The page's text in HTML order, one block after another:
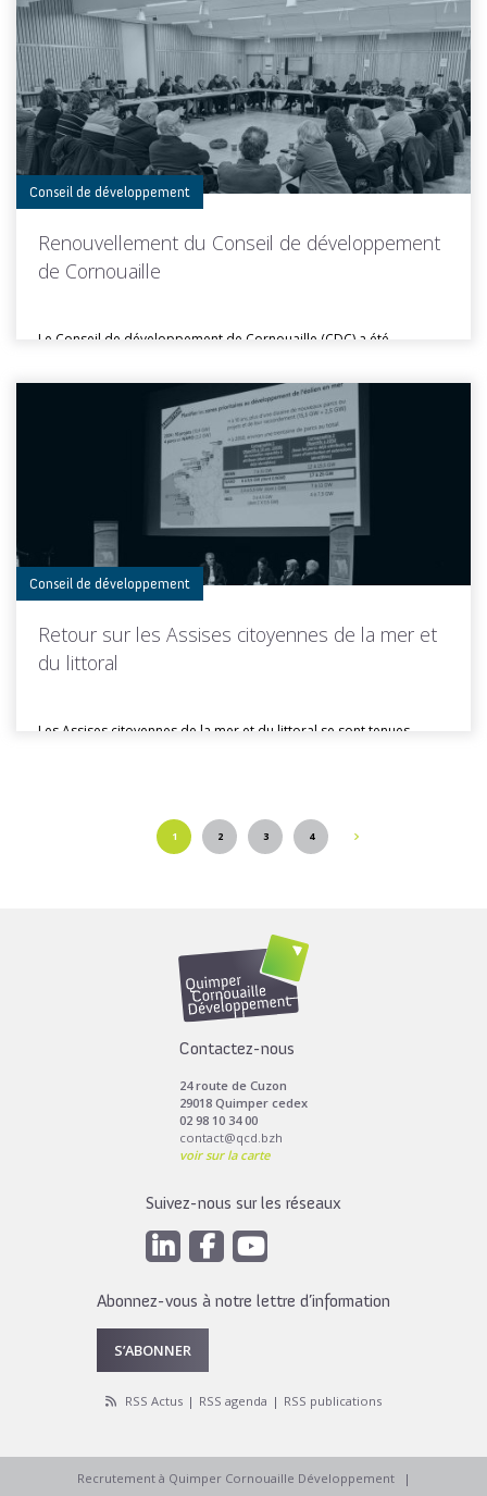
Toutes les actus de cette rubrique LIRE LA SUITE
Conseil de développement
Renouvellement du Conseil de développement
de Cornouaille
Le Conseil de développement de Cornouaille (CDC) a été
Toutes les actus de cette rubrique LIRE LA SUITE
Conseil de développement
Retour sur les Assises citoyennes de la mer et
du littoral
Les Assises citoyennes de la mer et du littoral se sont tenues...
Toutes les actus de cette rubrique
1 2 3 4
Contactez-nous
24 route de Cuzon
29018 Quimper cedex
02 98 10 34 00
contact@qcd.bzh
voir sur la carte
Suivez-nous sur les réseaux
Abonnez-vous à notre lettre d’information
S’ABONNER
RSS Actus RSS agenda RSS publications
Recrutement à Quimper Cornouaille Développement